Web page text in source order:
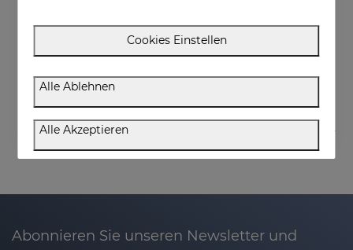
In den Warenkorb
DRYSES Women
€ 11,95
Abonnieren Sie unseren Newsletter und
Cookies Einstellen
Alle Ablehnen
Alle Akzeptieren